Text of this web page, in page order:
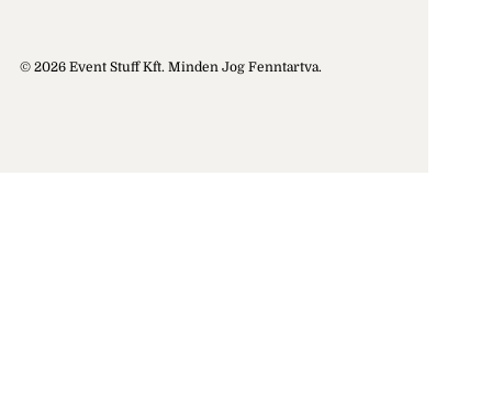
© 2026 Event Stuff Kft. Minden Jog Fenntartva.